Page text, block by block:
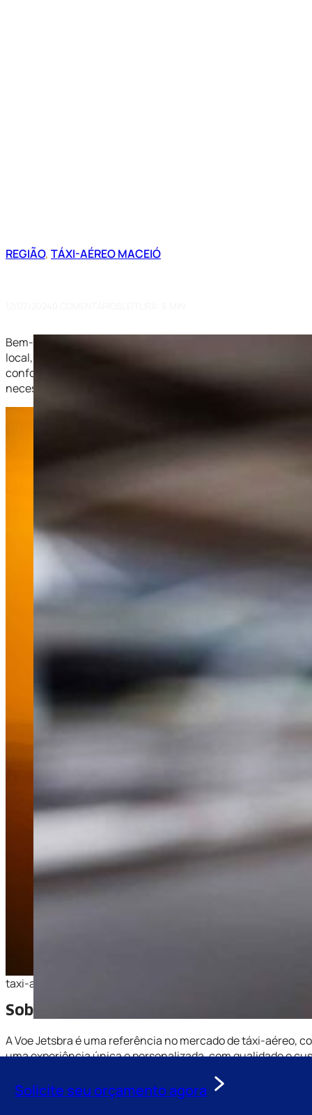
Solicite seu orçamento agora
REGIÃO, TÁXI-AÉREO MACEIÓ
Bem-vindos ao guia definitivo sobre as opções de táxi-
local, merece serviços de transporte aéreo à altura de suas
conforto, segurança e eficiência. Neste blog, exploraremos
necessidades de transporte aéreo.
taxi-aereo-maceio-opcoes-disponiveis-jpg-01
Sobre a Voe Jetsbra Serviços de Táxi-
A Voe Jetsbra é uma referência no mercado de táxi-aéreo,
uma experiência única e personalizada, com qualidade e